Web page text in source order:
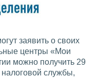
заявить о своих
центры «Мои
можно получить 29
службы,